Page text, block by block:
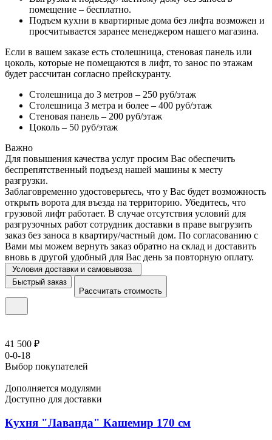
помещение – бесплатно.
Подъем кухни в квартирные дома без лифта возможен и
просчитывается заранее менеджером нашего магазина.
Если в вашем заказе есть столешница, стеновая панель или
цоколь, которые не помещаются в лифт, то занос по этажам
будет рассчитан согласно прейскуранту.
Столешница до 3 метров – 250 руб/этаж
Столешница 3 метра и более – 400 руб/этаж
Стеновая панель – 200 руб/этаж
Цоколь – 50 руб/этаж
Важно
Для повышения качества услуг просим Вас обеспечить
беспрепятственный подъезд нашей машины к месту
разгрузки.
Заблаговременно удостоверьтесь, что у Вас будет возможность
открыть ворота для въезда на территорию. Убедитесь, что
грузовой лифт работает. В случае отсутствия условий для
разгрузочных работ сотрудник доставки в праве выгрузить
заказ без заноса в квартиру/частный дом. По согласованию с
Вами мы можем вернуть заказ обратно на склад и доставить
вновь в другой удобный для Вас день за повторную оплату.
Условия доставки и самовывоза
Быстрый заказ
Рассчитать стоимость
41 500 ₽
0-0-18
Выбор покупателей
Дополняется модулями
Доступно для доставки
Кухня "Лаванда" Кашемир 170 см